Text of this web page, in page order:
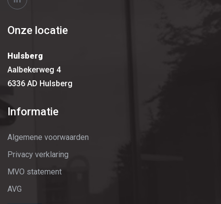
Onze locatie
Hulsberg
Aalbekerweg 4
6336 AD Hulsberg
Informatie
Algemene voorwaarden
Privacy verklaring
MVO statement
AVG